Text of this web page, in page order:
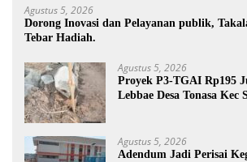
Agustus 5, 2026
Dorong Inovasi dan Pelayanan publik,
Tebar Hadiah.
Agustus 5, 2026
Proyek P3-TGAI Rp195
Lebbae Desa Tonasa Kec
Agustus 5, 2026
Adendum Jadi Perisai